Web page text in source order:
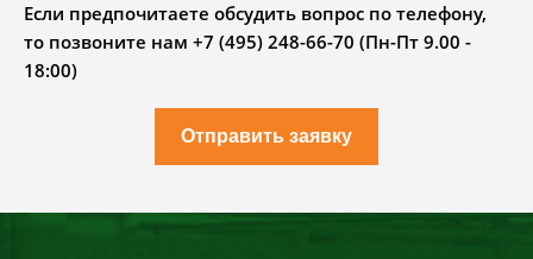
Если предпочитаете обсудить вопрос по телефону,
то позвоните нам +7 (495) 248-66-70 (Пн-Пт 9.00 -
18:00)
Отправить заявку